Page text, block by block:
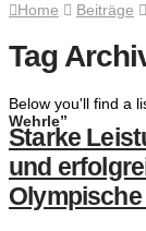
Home
Beiträge
Tag
Below you'll find a
Wehrle”
Starke
und